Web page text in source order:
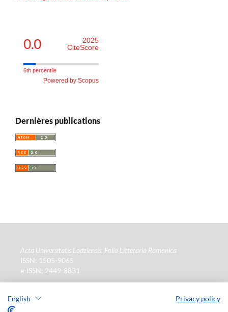
English Privacy policy
0.0
2025
CiteScore
6th percentile
Powered by Scopus
Dernières publications
Acta Universitatis Lodziensis. Folia Litteraria Romanica
ISSN: 1505-9065
e-ISSN: 2449-8831
ul. Jana Matejki 34a, 90-237 Łódź